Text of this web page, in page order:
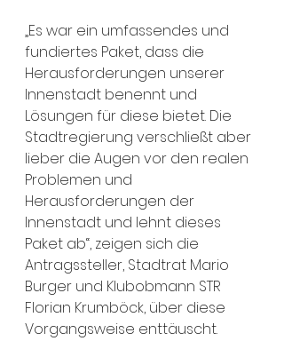
„Es war ein umfassendes und
fundiertes Paket, dass die
Herausforderungen unserer
Innenstadt benennt und
Lösungen für diese bietet. Die
Stadtregierung verschließt aber
lieber die Augen vor den realen
Problemen und
Herausforderungen der
Innenstadt und lehnt dieses
Paket ab“, zeigen sich die
Antragssteller, Stadtrat Mario
Burger und Klubobmann STR
Florian Krumböck, über diese
Vorgangsweise enttäuscht.